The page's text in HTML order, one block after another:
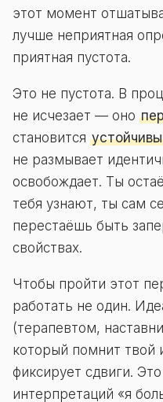
этот момент
лучше неприятная
приятная пустота.
Это не пустота. В
не исчезает — оно
становится
не размывает
освобождает. Ты
тебя узнают, ты сам
перестаёшь быть
свойствах.
Чтобы пройти этот
работать не один.
(терапевтом,
который помнит твой
фиксирует сдвиги.
интерпретаций «я